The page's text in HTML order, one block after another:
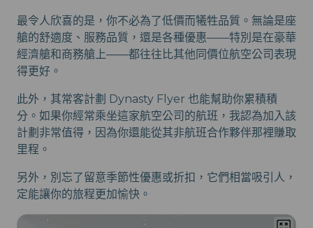
最令人欣喜的是，你不必為了低價而犧牲品質。無論是座
艙的舒適度、服務品質，還是各種優惠——特別是在豪華
經濟艙和商務艙上——都往往比其他同價位航空公司表現
得更好。
此外，其常客計劃 Dynasty Flyer 也能幫助你累積積
分。如果你經常乘坐這家航空公司的航班，我認為加入該
計劃非常值得，因為你還能從其非航班合作夥伴那裡賺取
里程。
另外，別忘了留意季節性優惠或折扣，它們相當吸引人，
定能讓你的旅程更加愉快。